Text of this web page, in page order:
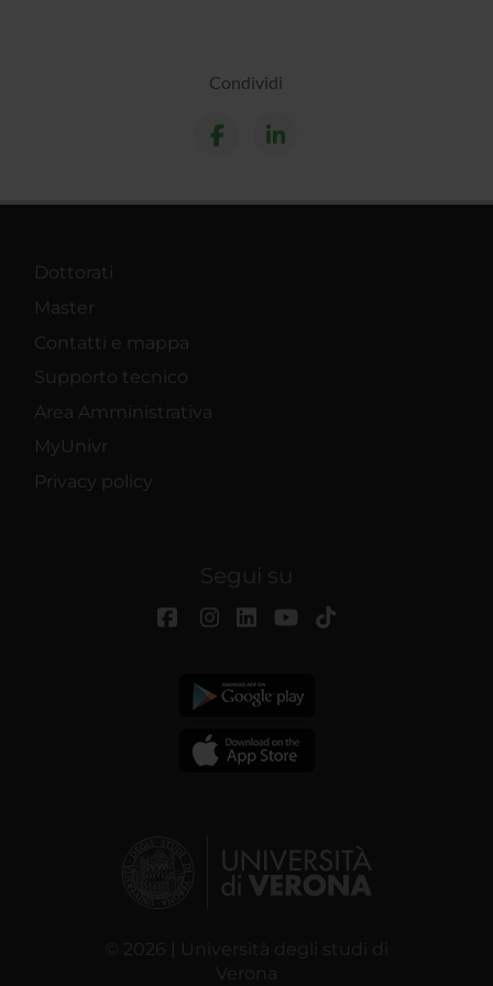
Condividi
Dottorati
Master
Contatti e mappa
Supporto tecnico
Area Amministrativa
MyUnivr
Privacy policy
Segui su
© 2026 | Università degli studi di
Verona